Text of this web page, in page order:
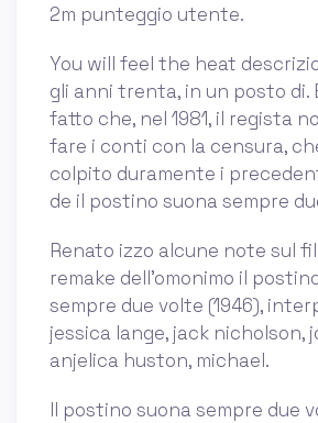
2m punteggio utente.
You will feel the heat
gli anni trenta, in un posto di.
fatto che, nel 1981, il regista
fare i conti con la censura,
colpito duramente i
de il postino suona sempre
Renato izzo alcune note sul
remake dell'omonimo il
sempre due volte (1946),
jessica lange, jack nicholson,
anjelica huston, michael.
Il postino suona sempre due